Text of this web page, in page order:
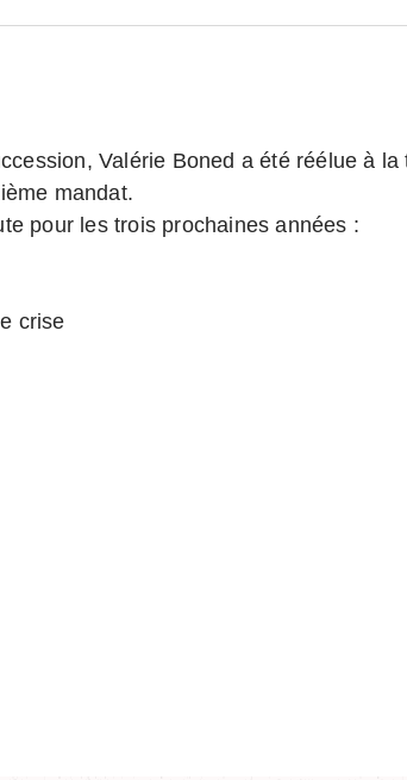
Valérie Boned a été réélue à
mandat.
pour les trois prochaines années :
crise